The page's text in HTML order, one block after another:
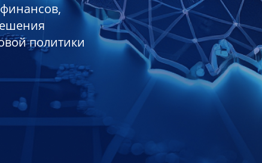
политики